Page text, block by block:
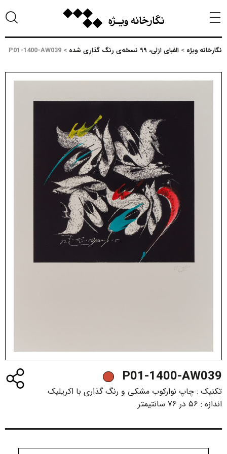
نگارخانه ویژه > الفبای ازلی، ۹۹ نسخه‌ی رنگ گذاری شده >
P01-1400-AW039
P01-1400-AW039
تکنیک : چاپ نوارکوب مشکی و رنگ گذاری با اکریلیک
اندازه : ۵۶ در ۷۶ سانتیمتر